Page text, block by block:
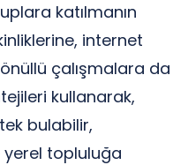
katılmanın
internet
çalışmalara da
kullanarak,
bulabilir,
yerel topluluğa